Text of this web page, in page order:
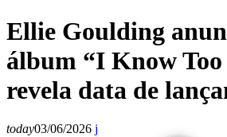
Ellie Goulding
álbum “I Know
revela data de
today03/06/2026